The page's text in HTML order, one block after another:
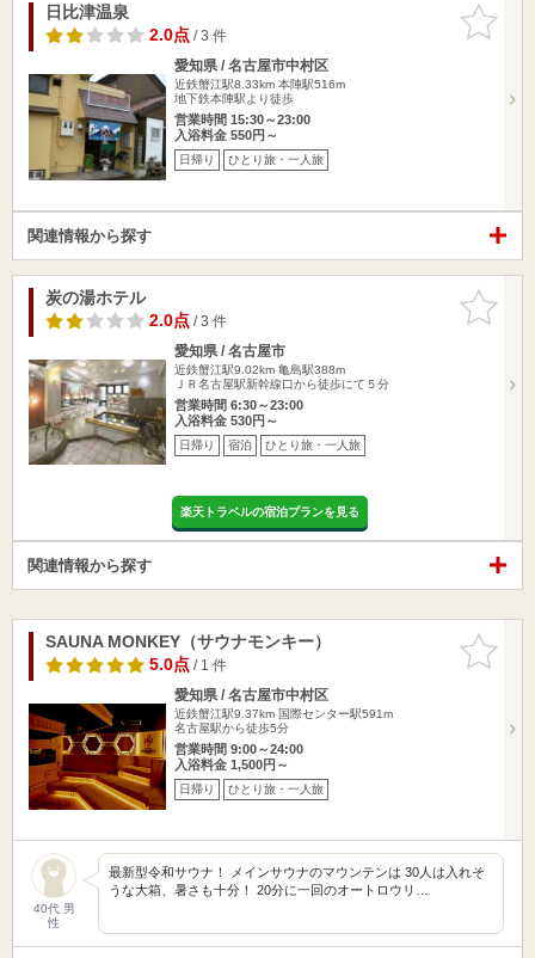
お気に入
りに追加
日比津温泉
2.0点/ 3 件
愛知県 / 名古屋市中村区
近鉄蟹江駅8.33km 本陣駅516m
地下鉄本陣駅より徒歩
営業時間 15:30～23:00
入浴料金 550円～
日帰り ひとり旅・一人旅
関連情報から探す
お気に入
りに追加
炭の湯ホテル
2.0点/ 3 件
愛知県 / 名古屋市
近鉄蟹江駅9.02km 亀島駅388m
ＪＲ名古屋駅新幹線口から徒歩にて５分
営業時間 6:30～23:00
入浴料金 530円～
日帰り 宿泊 ひとり旅・一人旅
楽天トラベルの宿泊プランを見る
関連情報から探す
お気に入
りに追加
SAUNA MONKEY（サウナモンキー）
5.0点/ 1 件
愛知県 / 名古屋市中村区
近鉄蟹江駅9.37km 国際センター駅591m
名古屋駅から徒歩5分
営業時間 9:00～24:00
入浴料金 1,500円～
日帰り ひとり旅・一人旅
40代 男
性
最新型令和サウナ！ メインサウナのマウンテンは 30人は入れそ
うな大箱、暑さも十分！ 20分に一回のオートロウリ…